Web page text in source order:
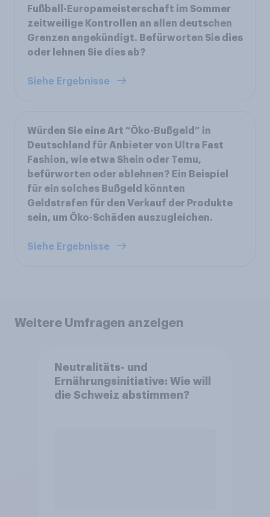
Fußball-Europameisterschaft im Sommer
zeitweilige Kontrollen an allen deutschen
Grenzen angekündigt. Befürworten Sie dies
oder lehnen Sie dies ab?
Siehe Ergebnisse
Würden Sie eine Art “Öko-Bußgeld” in
Deutschland für Anbieter von Ultra Fast
Fashion, wie etwa Shein oder Temu,
befürworten oder ablehnen? Ein Beispiel
für ein solches Bußgeld könnten
Geldstrafen für den Verkauf der Produkte
sein, um Öko-Schäden auszugleichen.
Siehe Ergebnisse
Weitere Umfragen anzeigen
Neutralitäts- und
Ernährungsinitiative: Wie will
die Schweiz abstimmen?